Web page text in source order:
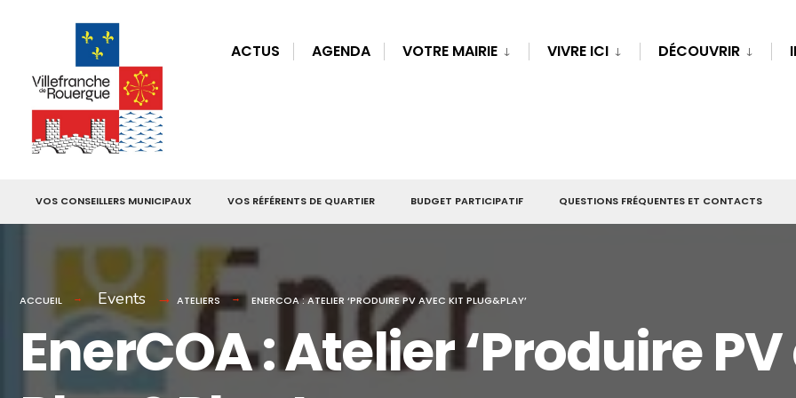
ACTUS AGENDA VOTRE MAIRIE VIVRE ICI DÉCOUVRIR
VOS CONSEILLERS MUNICIPAUX VOS RÉFÉRENTS DE QUARTIER BUDGET PARTICIPATIF QUESTIONS FRÉQUENTES ET CONTACTS
ACCUEIL Events ATELIERS ENERCOA : ATELIER ‘PRODUIRE PV AVEC KIT PLUG&PLAY’
EnerCOA : Atelier ‘Produire